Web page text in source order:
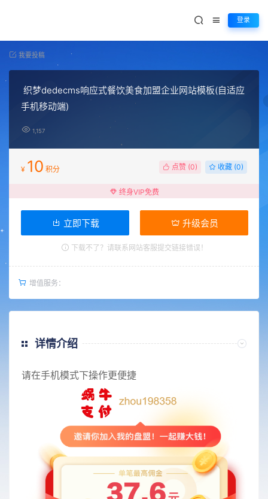
登录
我要投稿
织梦dedecms响应式餐饮美食加盟企业网站模板(自适应
手机移动端)
1,157
¥ 10 积分 点赞 (0) 收藏 (0)
终身VIP免费
立即下载 升级会员
下载不了？请联系网站客服提交链接错误！
增值服务：
详情介绍
请在手机模式下操作更便捷